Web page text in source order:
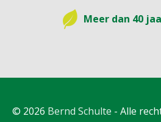
Meer dan 40
© 2026 Bernd Schulte - Alle